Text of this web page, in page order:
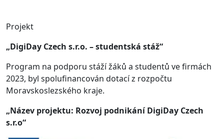
Projekt
„DigiDay Czech s.r.o. – studentská stáž“
Program na podporu stáží žáků a studentů ve firmách
2023, byl spolufinancován dotací z rozpočtu
Moravskoslezského kraje.
„Název projektu: Rozvoj podnikání DigiDay Czech
s.r.o“